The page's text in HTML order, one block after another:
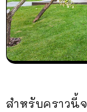
สำหรับคราวนี้